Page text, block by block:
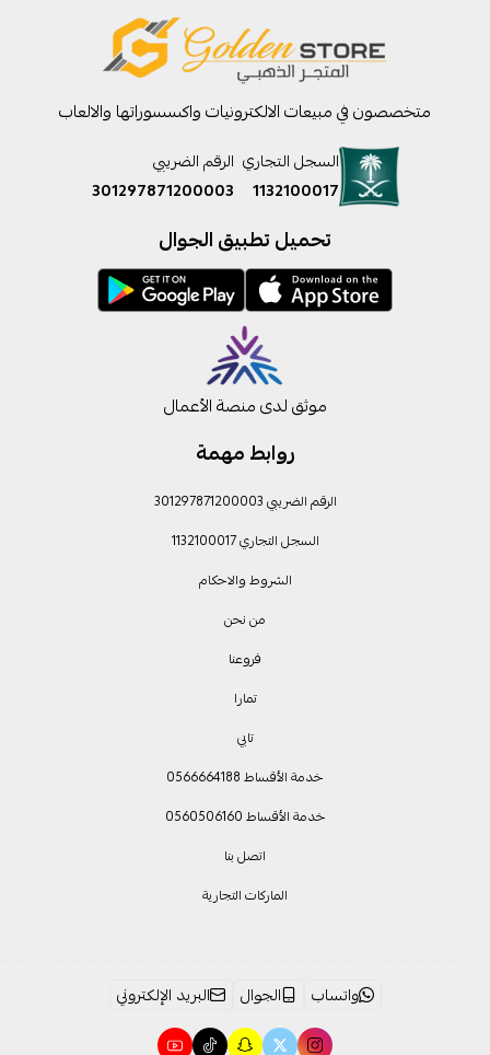
روابط مهمة
الرقم الضريبي 301297871200003
السجل التجاري 1132100017
الشروط والاحكام
من نحن
فروعنا
تمارا
تابي
خدمة الأقساط 0566664188
خدمة الأقساط 0560506160
اتصل بنا
الماركات التجارية
متخصصون في مبيعات الالكترونيات واكسسوراتها والالعاب
السجل التجاري
1132100017
الرقم الضريبي
301297871200003
تحميل تطبيق الجوال
موثق لدى منصة الأعمال
واتساب الجوال البريد الإلكتروني